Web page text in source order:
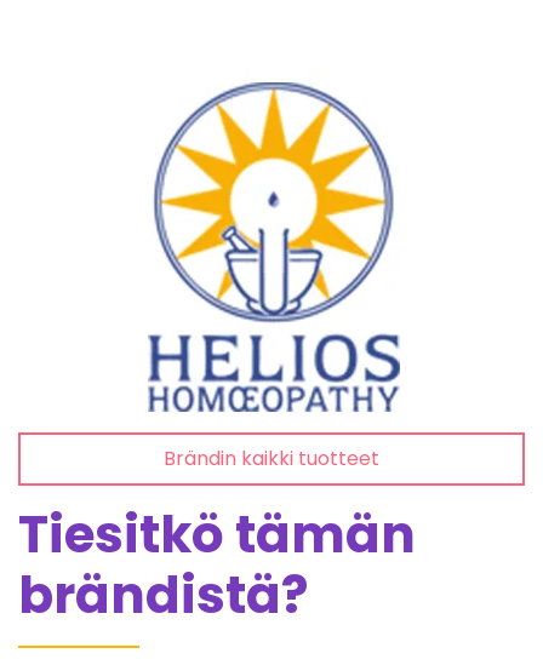
Brändin kaikki tuotteet
Tiesitkö tämän
brändistä?